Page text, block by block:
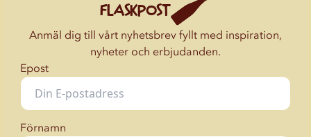
FLASKPOST
Anmäl dig till vårt nyhetsbrev fyllt med inspiration,
nyheter och erbjudanden.
Epost
Förnamn